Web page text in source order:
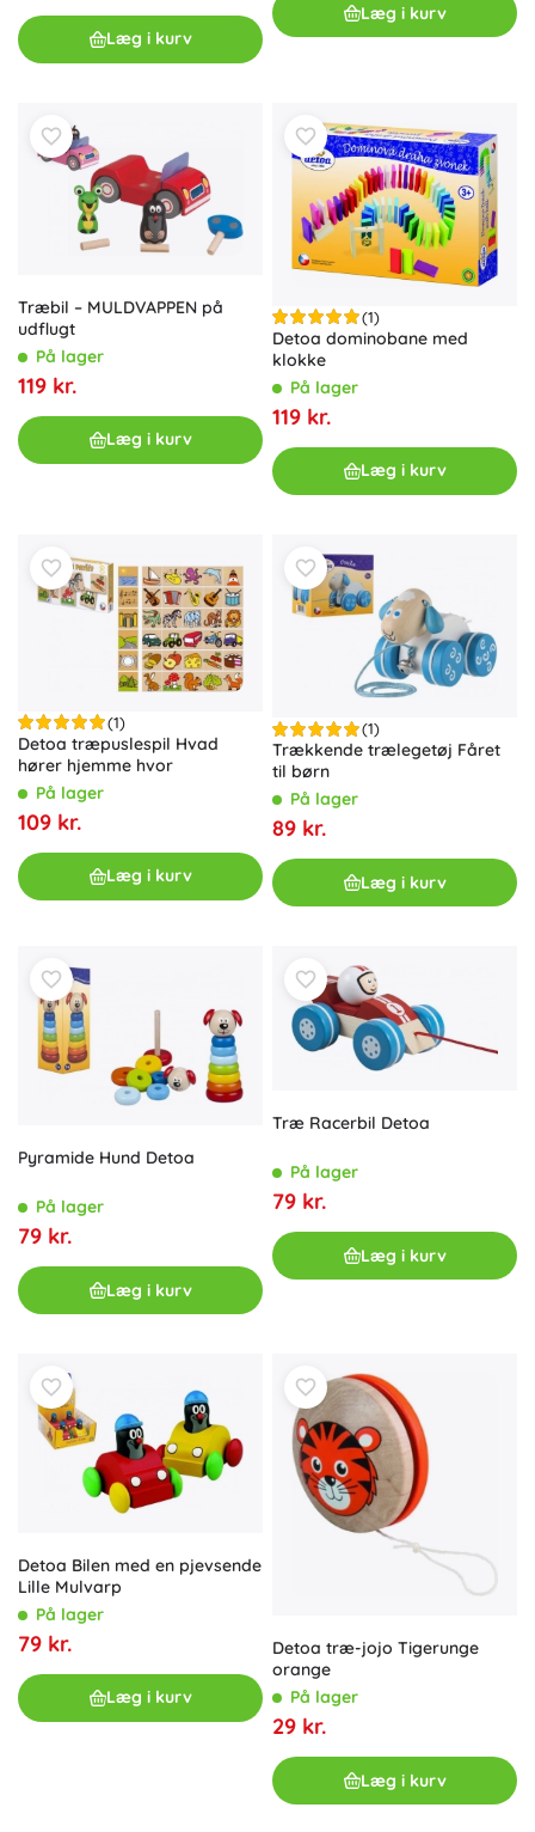
Læg i kurv
Læg i kurv
Træbil – MULDVAPPEN på
udflugt
På lager
119 kr.
Læg i kurv
(1)
Detoa dominobane med
klokke
På lager
119 kr.
Læg i kurv
(1)
Detoa træpuslespil Hvad
hører hjemme hvor
På lager
109 kr.
Læg i kurv
(1)
Trækkende trælegetøj Fåret
til børn
På lager
89 kr.
Læg i kurv
Pyramide Hund Detoa
På lager
79 kr.
Læg i kurv
Træ Racerbil Detoa
På lager
79 kr.
Læg i kurv
Detoa Bilen med en pjevsende
Lille Mulvarp
På lager
79 kr.
Læg i kurv
Detoa træ-jojo Tigerunge
orange
På lager
29 kr.
Læg i kurv